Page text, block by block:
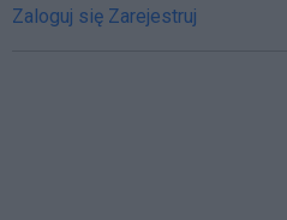
Zaloguj się Zarejestruj